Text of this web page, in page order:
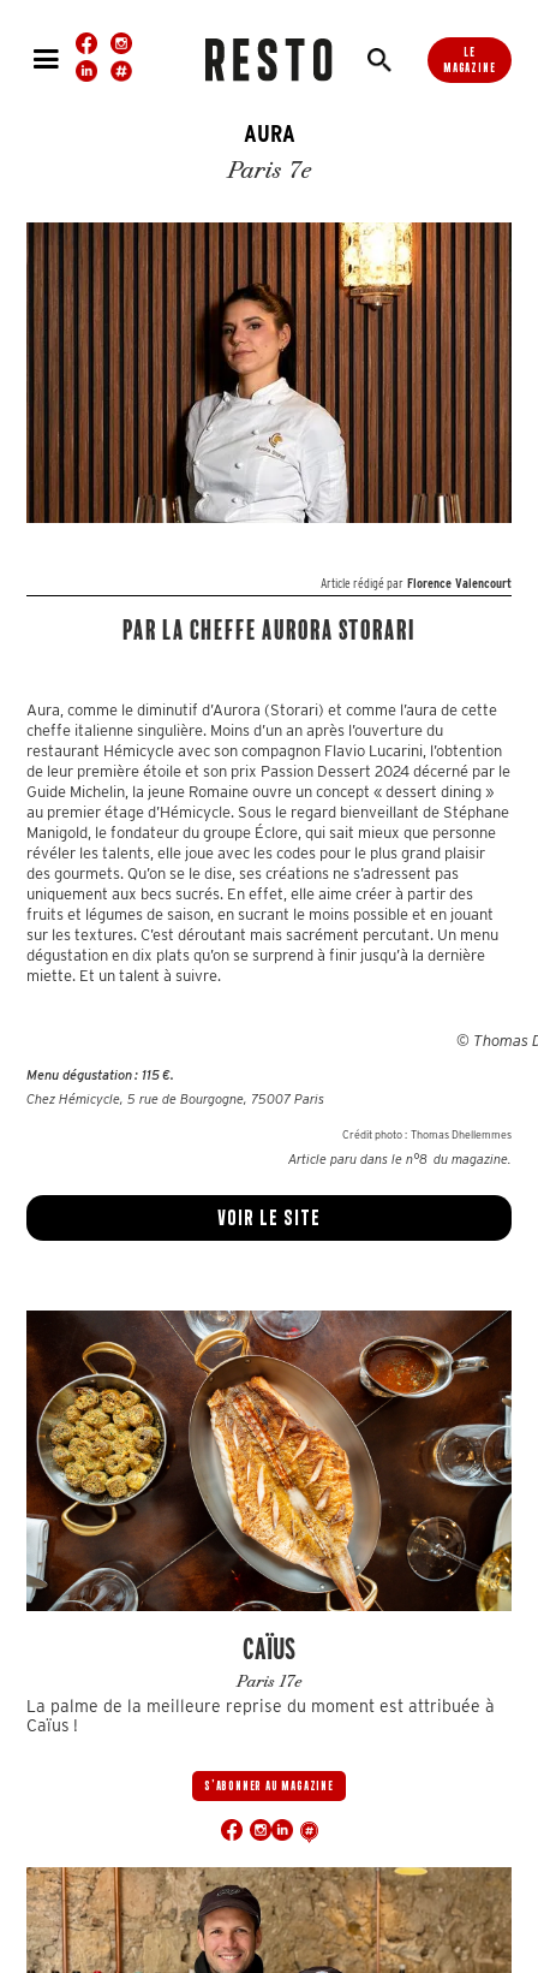
LE
MAGAZINE
AURA
Paris 7e
Article rédigé par Florence Valencourt
Par la cheffe Aurora Storari
Aura, comme le diminutif d’Aurora (Storari) et comme l’aura de cette
cheffe italienne singulière. Moins d’un an après l’ouverture du
restaurant Hémicycle avec son compagnon Flavio Lucarini, l’obtention
de leur première étoile et son prix Passion Dessert 2024 décerné par le
Guide Michelin, la jeune Romaine ouvre un concept « dessert dining »
au premier étage d’Hémicycle. Sous le regard bienveillant de Stéphane
Manigold, le fondateur du groupe Éclore, qui sait mieux que personne
révéler les talents, elle joue avec les codes pour le plus grand plaisir
des gourmets. Qu’on se le dise, ses créations ne s’adressent pas
uniquement aux becs sucrés. En effet, elle aime créer à partir des
fruits et légumes de saison, en sucrant le moins possible et en jouant
sur les textures. C’est déroutant mais sacrément percutant. Un menu
dégustation en dix plats qu’on se surprend à finir jusqu’à la dernière
miette. Et un talent à suivre.
© Thomas
Menu dégustation : 115 €.
Chez Hémicycle, 5 rue de Bourgogne, 75007 Paris
Crédit photo : Thomas Dhellemmes
Article paru dans le n°8 du magazine.
Voir le site
CAÏUS
Paris 17e
La palme de la meilleure reprise du moment est attribuée à
Caïus !
S'ABONNER AU MAGAZINE